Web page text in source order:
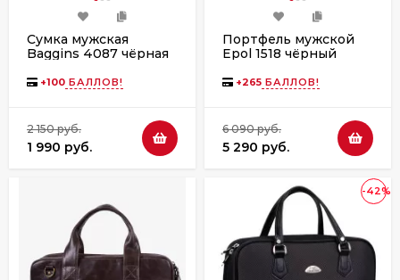
Сумка мужская
Baggins 4087 чёрная
+100 БАЛЛОВ!
2 150 руб.
1 990 руб.
Портфель мужской
Epol 1518 чёрный
+265 БАЛЛОВ!
6 090 руб.
5 290 руб.
-42%